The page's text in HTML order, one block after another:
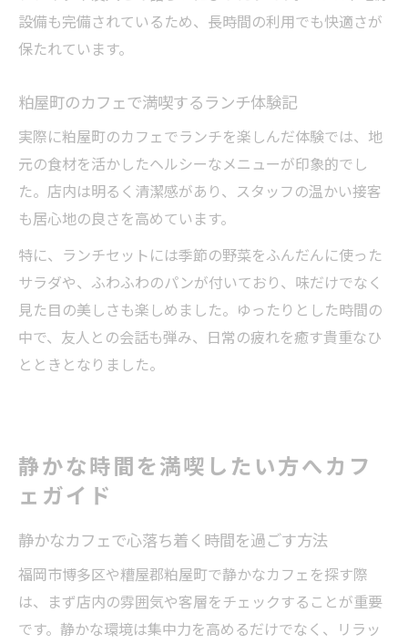
設備も完備されているため、長時間の利用でも快適さが
保たれています。
粕屋町のカフェで満喫するランチ体験記
実際に粕屋町のカフェでランチを楽しんだ体験では、地
元の食材を活かしたヘルシーなメニューが印象的でし
た。店内は明るく清潔感があり、スタッフの温かい接客
も居心地の良さを高めています。
特に、ランチセットには季節の野菜をふんだんに使った
サラダや、ふわふわのパンが付いており、味だけでなく
見た目の美しさも楽しめました。ゆったりとした時間の
中で、友人との会話も弾み、日常の疲れを癒す貴重なひ
とときとなりました。
静かな時間を満喫したい方へカフ
ェガイド
静かなカフェで心落ち着く時間を過ごす方法
福岡市博多区や糟屋郡粕屋町で静かなカフェを探す際
は、まず店内の雰囲気や客層をチェックすることが重要
です。静かな環境は集中力を高めるだけでなく、リラッ